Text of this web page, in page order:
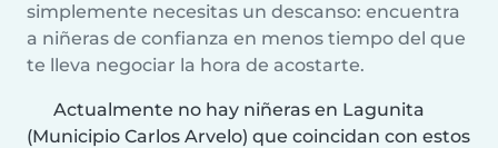
simplemente necesitas un descanso: encuentra
a niñeras de confianza en menos tiempo del que
te lleva negociar la hora de acostarte.
Actualmente no hay niñeras en Lagunita
(Municipio Carlos Arvelo) que coincidan con estos